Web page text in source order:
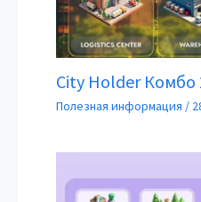
City Holder Комбо
Полезная информация /